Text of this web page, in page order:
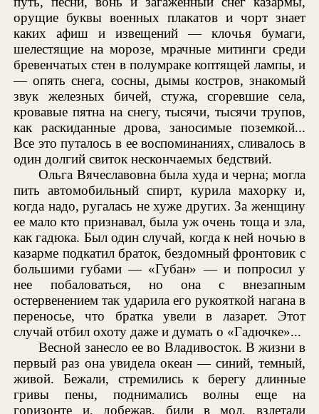
орущие буквы военных плакатов и чорт знает
каких афиш и извещений — клочья бумаги,
шелестящие на морозе, мрачные митинги среди
бревенчатых стен в полумраке коптящей лампы, и
— опять снега, сосны, дымы костров, знакомый
звук железных бичей, стужа, сгоревшие села,
кровавые пятна на снегу, тысячи, тысячи трупов,
как раскиданные дрова, заносимые поземкой...
Все это путалось в ее воспоминаниях, сливалось в
один долгий свиток нескончаемых бедствий.
Ольга Вячеславовна была худа и черна; могла
пить автомобильный спирт, курила махорку и,
когда надо, ругалась не хуже других. За женщину
ее мало кто признавал, была уж очень тоща и зла,
как гадюка. Был один случай, когда к ней ночью в
казарме подкатил браток, бездомный фронтовик с
большими губами — «Губан» — и попросил у
нее побаловаться, но она с внезапным
остервенением так ударила его рукояткой нагана в
переносье, что братка увели в лазарет. Этот
случай отбил охоту даже и думать о «Гадючке»...
Весной занесло ее во Владивосток. В жизни в
первый раз она увидела океан — синий, темный,
живой. Бежали, стремились к берегу длинные
гривы пены, поднимались волны еще на
горизонте и, добежав, били в мол, взлетали